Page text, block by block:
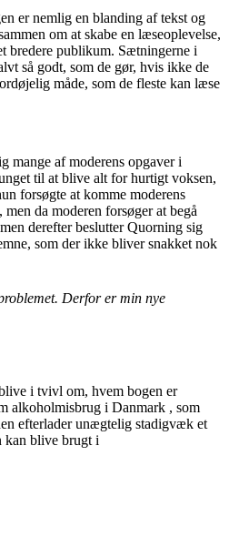
er nemlig en blanding af tekst og
om at skabe en læseoplevelse,
bredere publikum. Sætningerne i
så godt, som de gør, hvis ikke de
måde, som de fleste kan læse
mange af moderens opgaver i
til at blive alt for hurtigt voksen,
forsøgte at komme moderens
da moderen forsøger at begå
derefter beslutter Quorning sig
som der ikke bliver snakket nok
Derfor er min nye
i tvivl om, hvem bogen er
alkoholmisbrug i Danmark , som
efterlader unægtelig stadigvæk et
kan blive brugt i